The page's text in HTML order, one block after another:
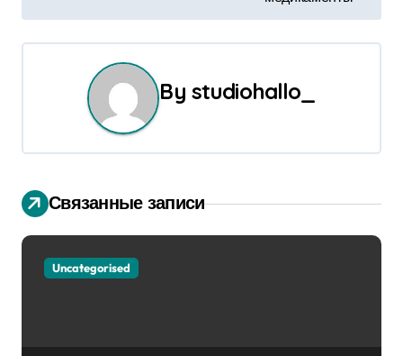
г
а
п
о
By studiohallo_
Связанные записи
Uncategorised